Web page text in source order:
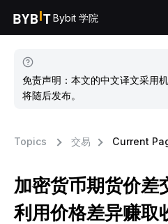
Bybit 学院
免责声明：本文的中文译文采用
将随后发布。
Topics 交易 Current
加密货币期货价差
利用价格差异赚取